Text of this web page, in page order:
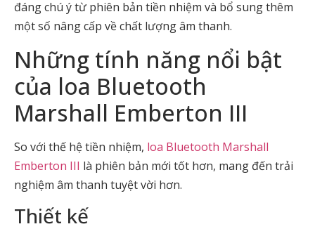
đáng chú ý từ phiên bản tiền nhiệm và bổ sung thêm
một số nâng cấp về chất lượng âm thanh.
Những tính năng nổi bật
của loa Bluetooth
Marshall Emberton III
So với thế hệ tiền nhiệm, loa Bluetooth Marshall
Emberton III là phiên bản mới tốt hơn, mang đến trải
nghiệm âm thanh tuyệt vời hơn.
Thiết kế